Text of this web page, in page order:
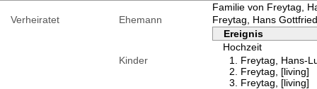
Familie von Freytag,
Verheiratet
Ehemann
Freytag, Hans Gottfried
Ereignis
Hochzeit
Kinder
Freytag, Hans-
Freytag, [living]
Freytag, [living]